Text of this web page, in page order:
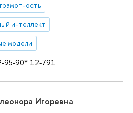
95-90* 12-791
интеллект
модели
Игоревна